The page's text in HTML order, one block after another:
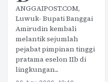
ANGGAIPOST.COM,
Luwuk- Bupati Banggai
Amirudin kembali
melantik sejumlah
pejabat pimpinan tinggi
pratama eselon IIb di
lingkungan...